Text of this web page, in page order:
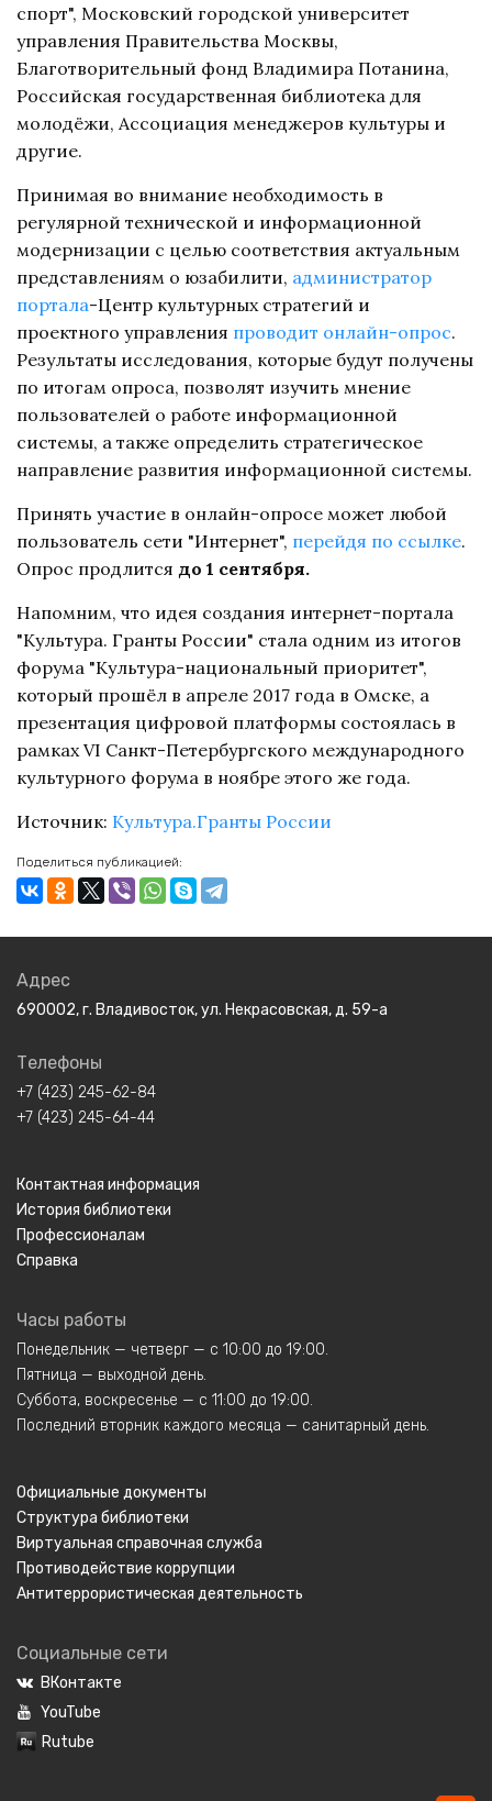
спорт", Московский городской университет
управления Правительства Москвы,
Благотворительный фонд Владимира Потанина,
Российская государственная библиотека для
молодёжи, Ассоциация менеджеров культуры и
другие.
Принимая во внимание необходимость в
регулярной технической и информационной
модернизации с целью соответствия актуальным
представлениям о юзабилити, администратор
портала-Центр культурных стратегий и
проектного управления проводит онлайн-опрос.
Результаты исследования, которые будут получены
по итогам опроса, позволят изучить мнение
пользователей о работе информационной
системы, а также определить стратегическое
направление развития информационной системы.
Принять участие в онлайн-опросе может любой
пользователь сети "Интернет", перейдя по ссылке.
Опрос продлится до 1 сентября.
Напомним, что идея создания интернет-портала
"Культура. Гранты России" стала одним из итогов
форума "Культура-национальный приоритет",
который прошёл в апреле 2017 года в Омске, а
презентация цифровой платформы состоялась в
рамках VI Санкт-Петербургского международного
культурного форума в ноябре этого же года.
Источник: Культура.Гранты России
Поделиться публикацией:
Адрес
690002, г. Владивосток, ул. Некрасовская, д. 59-а
Телефоны
+7 (423) 245-62-84
+7 (423) 245-64-44
Контактная информация
История библиотеки
Профессионалам
Справка
Часы работы
Понедельник — четверг — с 10:00 до 19:00.
Пятница — выходной день.
Суббота, воскресенье — с 11:00 до 19:00.
Последний вторник каждого месяца — санитарный день.
Официальные документы
Структура библиотеки
Виртуальная справочная служба
Противодействие коррупции
Антитеррористическая деятельность
Социальные сети
ВКонтакте
YouTube
Rutube